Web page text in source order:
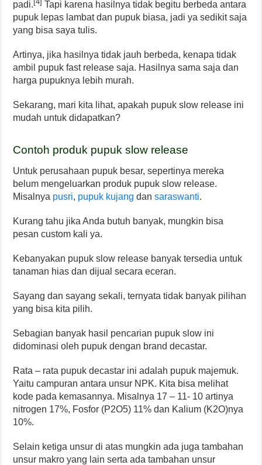
padi.
Tapi karena hasilnya tidak begitu berbeda antara
pupuk lepas lambat dan pupuk biasa, jadi ya sedikit saja
yang bisa saya tulis.
Artinya, jika hasilnya tidak jauh berbeda, kenapa tidak
ambil pupuk fast release saja. Hasilnya sama saja dan
harga pupuknya lebih murah.
Sekarang, mari kita lihat, apakah pupuk slow release ini
mudah untuk didapatkan?
Contoh produk pupuk slow release
Untuk perusahaan pupuk besar, sepertinya mereka
belum mengeluarkan produk pupuk slow release.
Misalnya pusri, pupuk kujang dansaraswanti.
Kurang tahu jika Anda butuh banyak, mungkin bisa
pesan custom kali ya.
Kebanyakan pupuk slow release banyak tersedia untuk
tanaman hias dan dijual secara eceran.
Sayang dan sayang sekali, ternyata tidak banyak pilihan
yang bisa kita pilih.
Sebagian banyak hasil pencarian pupuk slow ini
didominasi oleh pupuk dengan brand decastar.
Rata – rata pupuk decastar ini adalah pupuk majemuk.
Yaitu campuran antara unsur NPK. Kita bisa melihat
kode pada kemasannya. Misalnya 17 – 11- 10 artinya
nitrogen 17%, Fosfor (P2O5) 11% dan Kalium (K2O)nya
10%.
Selain ketiga unsur di atas mungkin ada juga tambahan
unsur makro yang lain serta ada tambahan unsur